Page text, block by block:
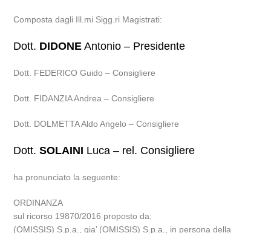
Composta dagli Ill.mi Sigg.ri Magistrati:
Dott. DIDONE Antonio – Presidente
Dott. FEDERICO Guido – Consigliere
Dott. FIDANZIA Andrea – Consigliere
Dott. DOLMETTA Aldo Angelo – Consigliere
Dott.SOLAINI Luca – rel. Consigliere
ha pronunciato la seguente:
ORDINANZA
sul ricorso 19870/2016 proposto da:
(OMISSIS) S.p.a., gia’ (OMISSIS) S.p.a., in persona della